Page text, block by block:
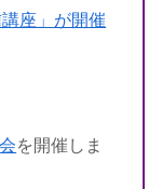
座」が開催
を開催しま